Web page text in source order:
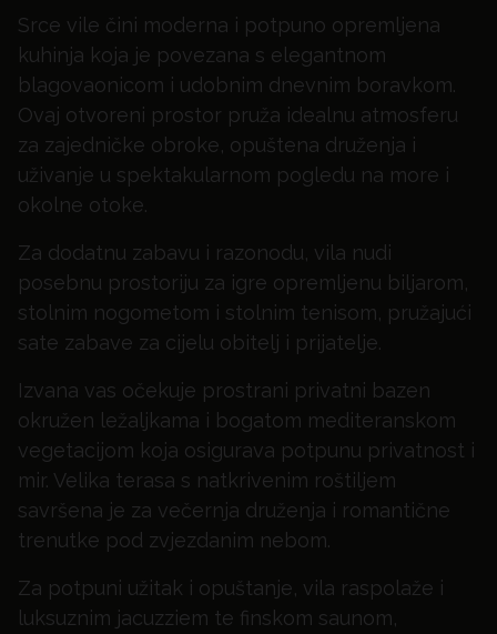
Srce vile čini moderna i potpuno opremljena
kuhinja koja je povezana s elegantnom
blagovaonicom i udobnim dnevnim boravkom.
Ovaj otvoreni prostor pruža idealnu atmosferu
za zajedničke obroke, opuštena druženja i
uživanje u spektakularnom pogledu na more i
okolne otoke.
Za dodatnu zabavu i razonodu, vila nudi
posebnu prostoriju za igre opremljenu biljarom,
stolnim nogometom i stolnim tenisom, pružajući
sate zabave za cijelu obitelj i prijatelje.
Izvana vas očekuje prostrani privatni bazen
okružen ležaljkama i bogatom mediteranskom
vegetacijom koja osigurava potpunu privatnost i
mir. Velika terasa s natkrivenim roštiljem
savršena je za večernja druženja i romantične
trenutke pod zvjezdanim nebom.
Za potpuni užitak i opuštanje, vila raspolaže i
luksuznim jacuzziem te finskom saunom,